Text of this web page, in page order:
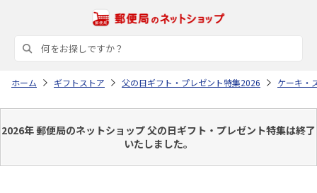
ホーム ギフトストア 父の日ギフト・プレゼント特集2026 ケーキ・
2026年 郵便局のネットショップ 父の日ギフト・プレゼント特集は終了
いたしました。